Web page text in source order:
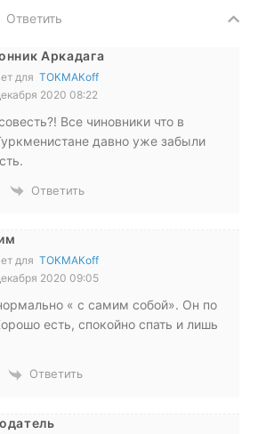
Ответить
Аркадага
для ТОКМАКоff
2020 08:22
Все чиновники что в
давно уже забыли
Ответить
для ТОКМАКоff
2020 09:05
« с самим собой». Он по
есть, спокойно спать и лишь
Ответить